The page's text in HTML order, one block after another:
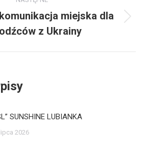
Następny
wpis:
miejska dla
z Ukrainy
SUNSHINE LUBIANKA
2026